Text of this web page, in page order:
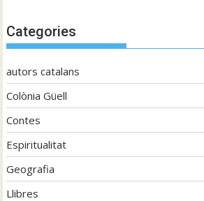
Categories
autors catalans
Colònia Güell
Contes
Espiritualitat
Geografia
Llibres